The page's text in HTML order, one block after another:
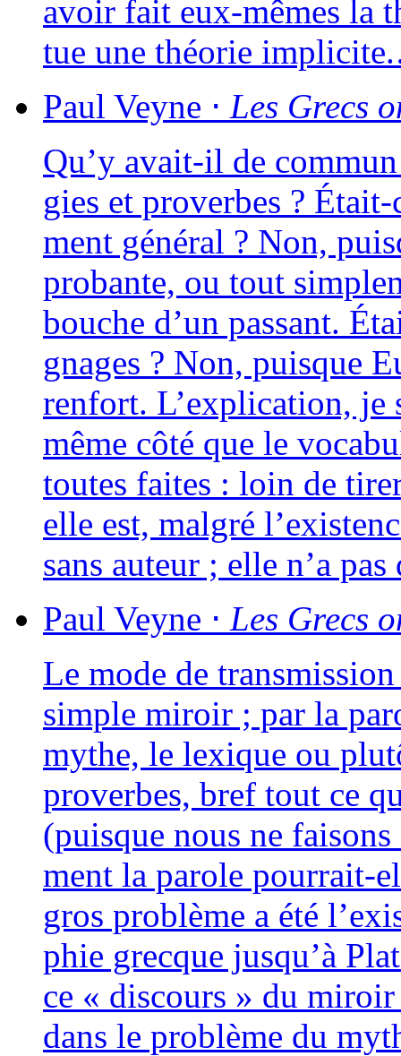
avoir fait eux-mêmes la
tue une théo­rie
Paul Veyne ⋅ Les Grecs
Qu’y avait-il de
gies et pro­verbes ?
ment géné­ral ? Non,
pro­bante, ou tout
bouche d’un pas­sant.
gnages ? Non, puisque
ren­fort. L’explication, je
même côté que le
toutes faites : loin de
elle est, mal­gré
sans auteur ; elle n’a
Paul Veyne ⋅ Les Grecs
Le mode de
simple miroir ; par la
mythe, le lexique ou
pro­verbes, bref tout ce
(puisque nous ne
ment la parole pour­rait-
gros pro­blème a été
phie grecque jusqu’à
ce « dis­cours » du
dans le pro­blème du